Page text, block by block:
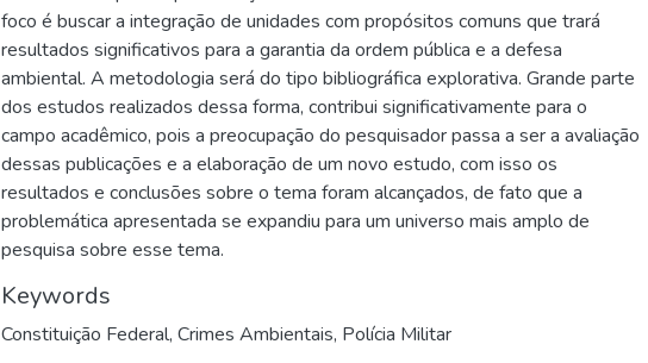
foco é buscar a integração de unidades com propósitos comuns que trará
resultados significativos para a garantia da ordem pública e a defesa
ambiental. A metodologia será do tipo bibliográfica explorativa. Grande parte
dos estudos realizados dessa forma, contribui significativamente para o
campo acadêmico, pois a preocupação do pesquisador passa a ser a avaliação
dessas publicações e a elaboração de um novo estudo, com isso os
resultados e conclusões sobre o tema foram alcançados, de fato que a
problemática apresentada se expandiu para um universo mais amplo de
pesquisa sobre esse tema.
Keywords
Constituição Federal, Crimes Ambientais, Polícia Militar